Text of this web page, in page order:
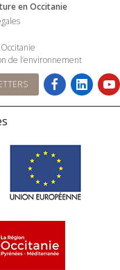
en Occitanie
de l’environnement